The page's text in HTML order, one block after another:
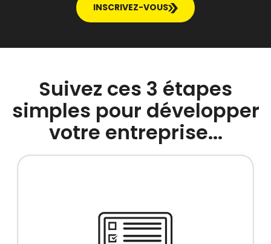
INSCRIVEZ-VOUS
Suivez ces 3 étapes
simples pour développer
votre entreprise...